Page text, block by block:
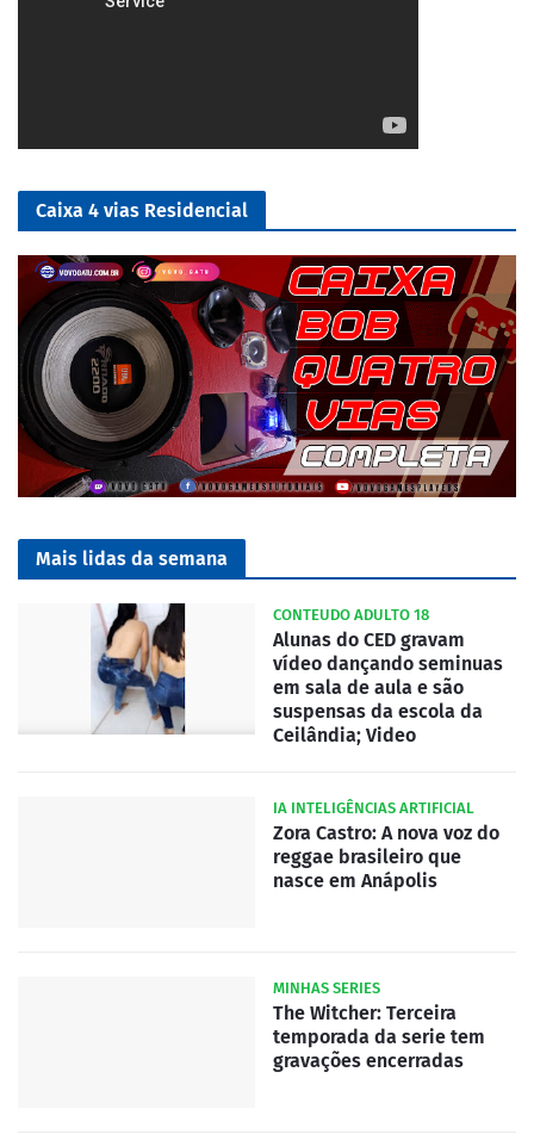
Caixa 4 vias Residencial
Mais lidas da semana
CONTEUDO ADULTO 18
Alunas do CED gravam
vídeo dançando seminuas
em sala de aula e são
suspensas da escola da
Ceilândia; Video
IA INTELIGÊNCIAS ARTIFICIAL
Zora Castro: A nova voz do
reggae brasileiro que
nasce em Anápolis
MINHAS SERIES
The Witcher: Terceira
temporada da serie tem
gravações encerradas